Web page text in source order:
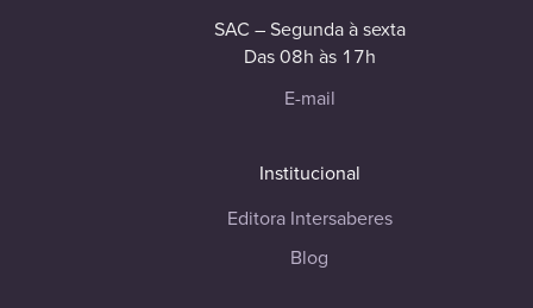
SAC – Segunda à sexta
Das 08h às 17h
E-mail
Institucional
Editora Intersaberes
Blog